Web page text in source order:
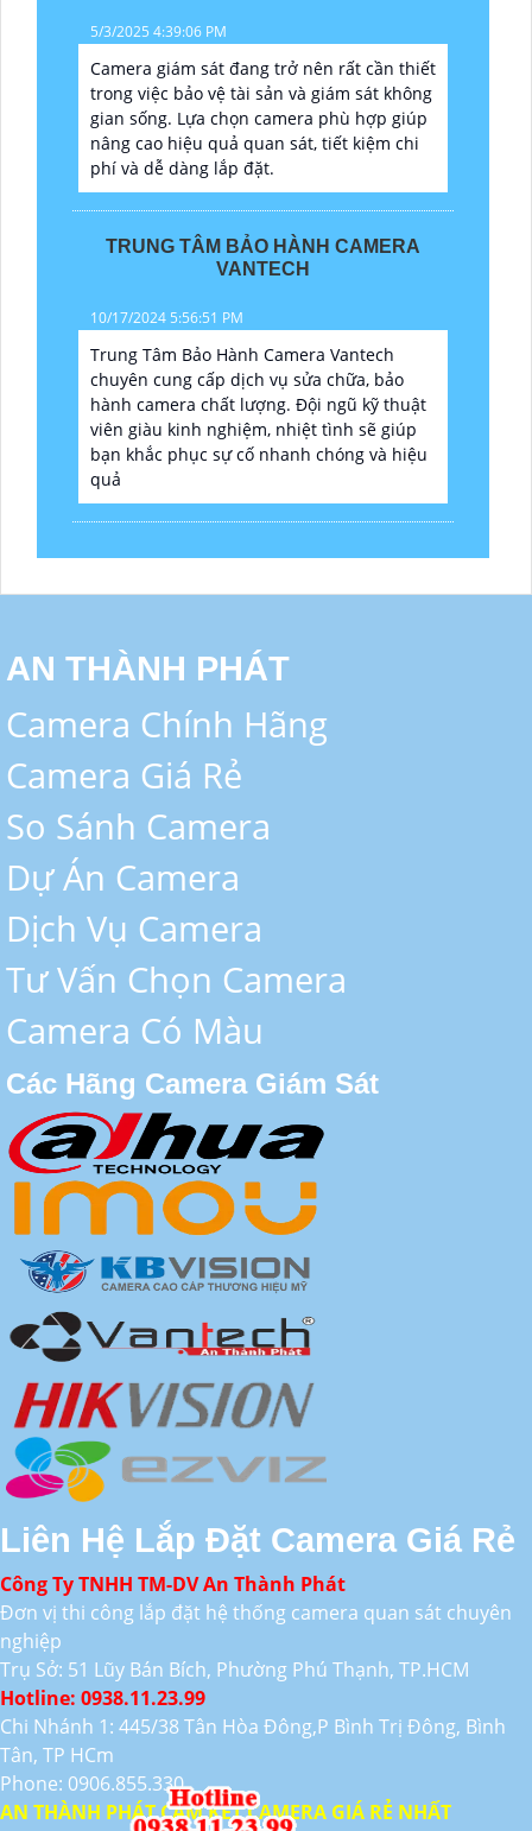
5/3/2025 4:39:06 PM
Camera giám sát đang trở nên rất cần thiết
trong việc bảo vệ tài sản và giám sát không
gian sống. Lựa chọn camera phù hợp giúp
nâng cao hiệu quả quan sát, tiết kiệm chi
phí và dễ dàng lắp đặt.
TRUNG TÂM BẢO HÀNH CAMERA
VANTECH
10/17/2024 5:56:51 PM
Trung Tâm Bảo Hành Camera Vantech
chuyên cung cấp dịch vụ sửa chữa, bảo
hành camera chất lượng. Đội ngũ kỹ thuật
viên giàu kinh nghiệm, nhiệt tình sẽ giúp
bạn khắc phục sự cố nhanh chóng và hiệu
quả
AN THÀNH PHÁT
Camera Chính Hãng
Camera Giá Rẻ
So Sánh Camera
Dự Án Camera
Dịch Vụ Camera
Tư Vấn Chọn Camera
Camera Có Màu
Các Hãng Camera Giám Sát
Liên Hệ Lắp Đặt Camera Giá Rẻ
Công Ty TNHH TM-DV An Thành Phát
Đơn vị thi công lắp đặt hệ thống camera quan sát chuyên
nghiệp
Trụ Sở: 51 Lũy Bán Bích, Phường Phú Thạnh, TP.HCM
Hotline: 0938.11.23.99
Chi Nhánh 1: 445/38 Tân Hòa Đông,P Bình Trị Đông, Bình
Tân, TP HCm
Phone: 0906.855.330
AN THÀNH PHÁT CAM KẾT CAMERA GIÁ RẺ NHẤT